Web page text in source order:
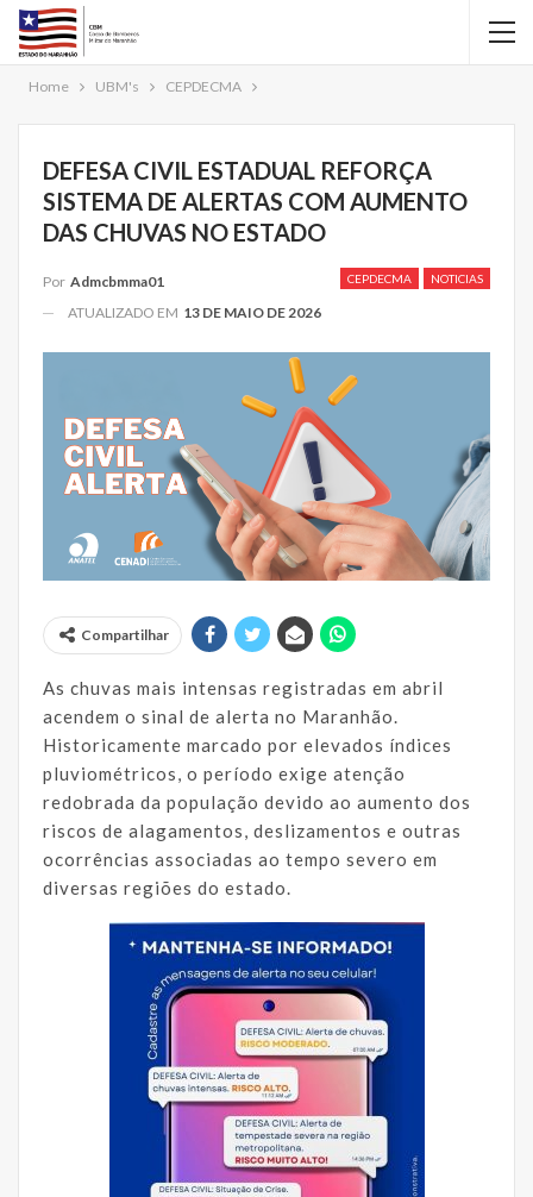
Home UBM's CEPDECMA
DEFESA CIVIL ESTADUAL REFORÇA
SISTEMA DE ALERTAS COM AUMENTO
DAS CHUVAS NO ESTADO
CEPDECMA NOTICIAS
Por Admcbmma01
ATUALIZADO EM 13 DE MAIO DE 2026
Compartilhar
As chuvas mais intensas registradas em abril
acendem o sinal de alerta no Maranhão.
Historicamente marcado por elevados índices
pluviométricos, o período exige atenção
redobrada da população devido ao aumento dos
riscos de alagamentos, deslizamentos e outras
ocorrências associadas ao tempo severo em
diversas regiões do estado.